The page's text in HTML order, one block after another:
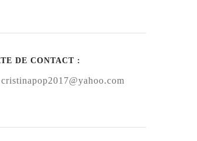
DE CONTACT :
cristinapop2017@yahoo.com